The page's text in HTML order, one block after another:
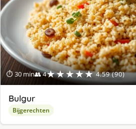
⏱ 30 min👥 4★★★★★ 4.59 (90)
Bulgur
Bijgerechten